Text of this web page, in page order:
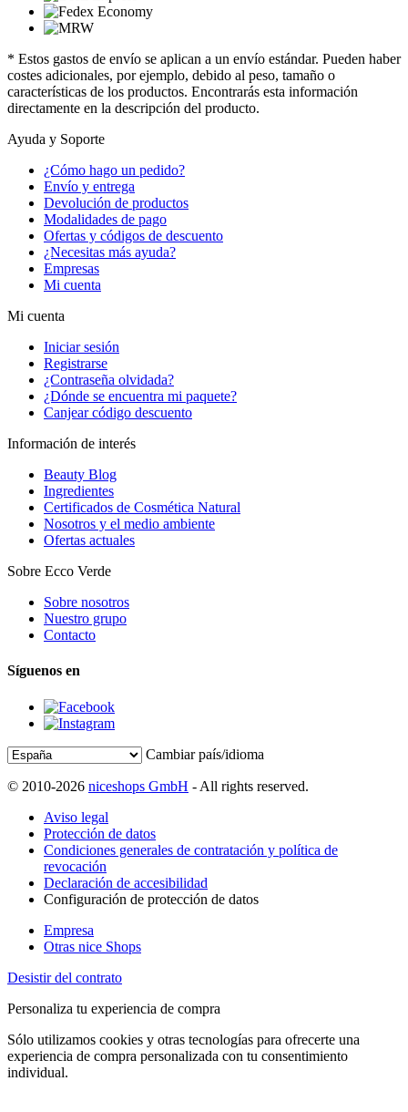
* Estos gastos de envío se aplican a un envío estándar. Pueden haber
costes adicionales, por ejemplo, debido al peso, tamaño o
características de los productos. Encontrarás esta información
directamente en la descripción del producto.
Ayuda y Soporte
¿Cómo hago un pedido?
Envío y entrega
Devolución de productos
Modalidades de pago
Ofertas y códigos de descuento
¿Necesitas más ayuda?
Empresas
Mi cuenta
Mi cuenta
Iniciar sesión
Registrarse
¿Contraseña olvidada?
¿Dónde se encuentra mi paquete?
Canjear código descuento
Información de interés
Beauty Blog
Ingredientes
Certificados de Cosmética Natural
Nosotros y el medio ambiente
Ofertas actuales
Sobre Ecco Verde
Sobre nosotros
Nuestro grupo
Contacto
Síguenos en
Cambiar país/idioma
© 2010-2026 niceshops GmbH - All rights reserved.
Aviso legal
Protección de datos
Condiciones generales de contratación y política de
revocación
Declaración de accesibilidad
Configuración de protección de datos
Empresa
Otras nice Shops
Desistir del contrato
Personaliza tu experiencia de compra
Sólo utilizamos cookies y otras tecnologías para ofrecerte una
experiencia de compra personalizada con tu consentimiento
individual.